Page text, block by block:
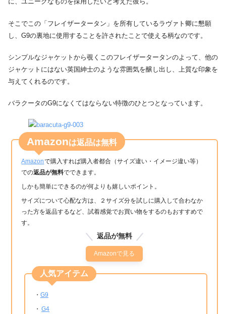
そこでこの「フレイザータータン」を所有しているラヴァト卿に懇願
し、G9の裏地に使用することを許されたことで使える柄なのです。
シンプルなジャケットから覗くこのフレイザータータンのよって、他の
ジャケットにはない英国紳士のような雰囲気を醸し出し、上質な印象を
与えてくれるのです。
バラクータのG9になくてはならない特徴のひとつとなっています。
Amazonは返品は無料
Amazonで購入すれば購入者都合（サイズ違い・イメージ違い等）
での返品が無料でできます。
しかも簡単にできるのが何よりも嬉しいポイント。
サイズについて心配な方は、２サイズ分を試しに購入して合わなか
った方を返品するなど、試着感覚でお買い物をするのもおすすめで
す。
返品が無料
Amazonで見る
人気アイテム
・ G9
・ G4